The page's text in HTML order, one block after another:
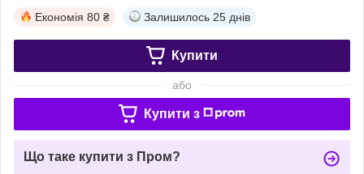
Економія 80 ₴ Залишилось 25 днів
Купити
або
Купити з
Що таке купити з Пром?